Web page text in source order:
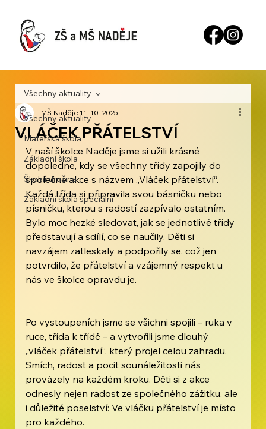
Všechny aktuality
Mateřská škola
Základní škola
Školní družina
Základní škola speciální
Všechny aktuality
VLÁČEK PŘÁTELSTVÍ
MŠ Naděje11. 10. 2025
V naší školce Naděje jsme si užili krásné
dopoledne, kdy se všechny třídy zapojily do
společné akce s názvem „Vláček přátelství“.
Každá třída si připravila svou básničku nebo
písničku, kterou s radostí zazpívalo ostatním.
Bylo moc hezké sledovat, jak se jednotlivé třídy
představují a sdílí, co se naučily. Děti si
navzájem zatleskaly a podpořily se, což jen
potvrdilo, že přátelství a vzájemný respekt u
nás ve školce opravdu je.
Po vystoupeních jsme se všichni spojili – ruka v
ruce, třída k třídě – a vytvořili jsme dlouhý
„vláček přátelství“, který projel celou zahradu.
Smích, radost a pocit sounáležitosti nás
provázely na každém kroku. Děti si z akce
odnesly nejen radost ze společného zážitku, ale
i důležité poselství: Ve vláčku přátelství je místo
pro každého.